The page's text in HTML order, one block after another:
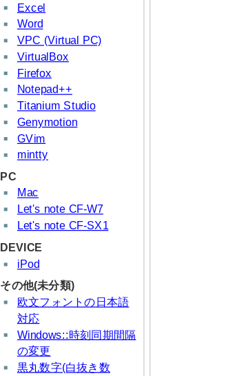
Excel
Word
VPC (Virtual PC)
VirtualBox
Firefox
Notepad++
Titanium Studio
Genymotion
GVim
mintty
PC
Mac
Let's note CF-W7
Let's note CF-SX1
DEVICE
iPod
その他(未分類)
欧文フォントの日本語
対応
Windows::時刻同期間隔
の変更
黒丸数字(白抜き数